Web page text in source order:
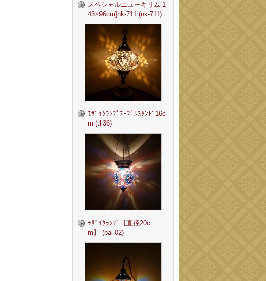
スペシャルニューキリム[1
43×96cm]nk-711 (nk-711)
ﾓｻﾞｲｸﾗﾝﾌﾟﾃｰﾌﾞﾙｽﾀﾝﾄﾞ16c
m (tll36)
ﾓｻﾞｲｸﾗﾝﾌﾟ【直径20c
m】 (bal-02)